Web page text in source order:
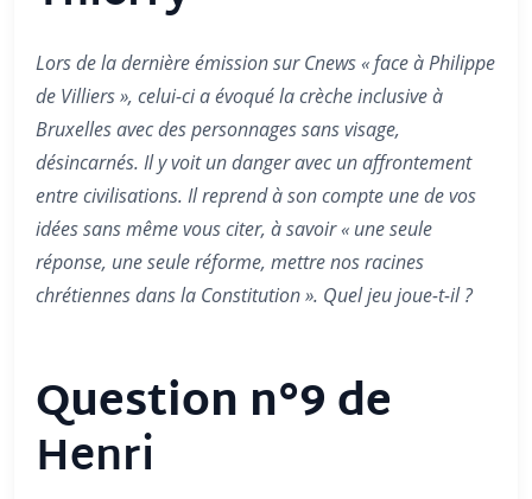
Lors de la dernière émission sur Cnews « face à Philippe
de Villiers », celui-ci a évoqué la crèche inclusive à
Bruxelles avec des personnages sans visage,
désincarnés. Il y voit un danger avec un affrontement
entre civilisations. Il reprend à son compte une de vos
idées sans même vous citer, à savoir « une seule
réponse, une seule réforme, mettre nos racines
chrétiennes dans la Constitution ». Quel jeu joue-t-il ?
Question n°9 de
Henri